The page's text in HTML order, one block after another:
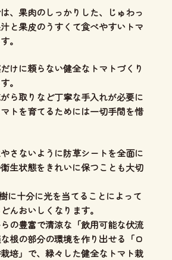
、 果肉のしっかりした、じゅわっ
と果皮のうすくて食べやすいトマ
。
けに頼らない健全なトマトづくり
。
ら取りなど丁寧な手入れが必要に
トを育てるためには一切手間を惜
さないように防草シートを全面に
生状態をきれいに保つことも大切
に十分に光を当てることによって
んおいしくなります。
の豊富で清涼な「飲用可能な伏流
根の部分の環境を作り出せる「ロ
培」 で、緑々した健全なトマト栽